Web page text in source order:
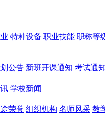
特种设备 职业技能 职称等
公告 新班开课通知 考试通知
学校新闻
荣誉 组织机构 名师风采 教